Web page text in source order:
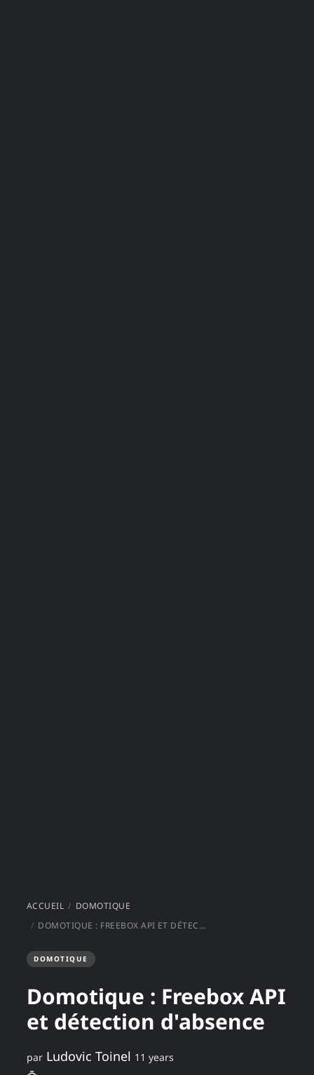
ACCUEIL
DOMOTIQUE
DOMOTIQUE : FREEBOX API ET DÉTECTION D'ABSENCE
DOMOTIQUE
Domotique : Freebox API
et détection d'absence
par Ludovic Toinel 11 years